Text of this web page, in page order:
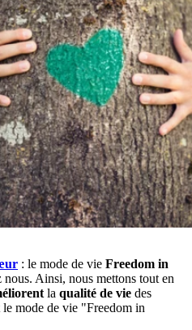
: le mode de vie Freedom in
nous. Ainsi, nous mettons tout en
la qualité de vie des
le mode de vie "Freedom in